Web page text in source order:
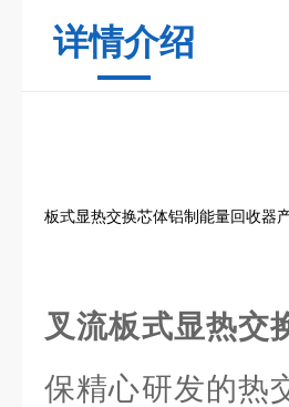
详情介绍
板式显热交换芯体铝制能量回收器
叉流板式显热交
保精心研发的热